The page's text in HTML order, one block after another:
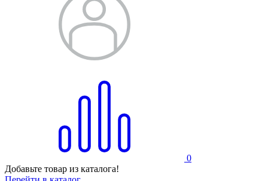
0
Добавьте товар из каталога!